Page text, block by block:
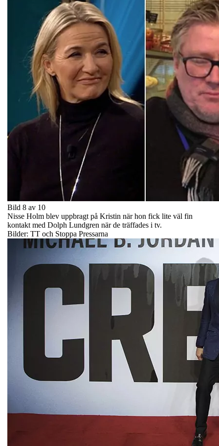
Bild 8 av 10
Nisse Holm blev uppbragt på Kristin när hon fick lite väl fin
kontakt med Dolph Lundgren när de träffades i tv.
Bilder: TT och Stoppa Pressarna